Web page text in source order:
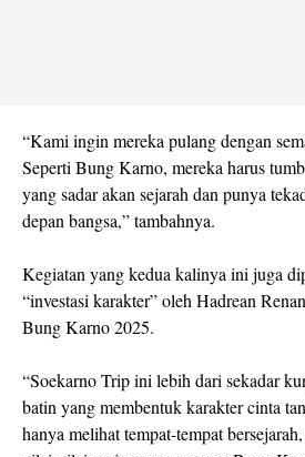
“Kami ingin mereka pulang dengan
Seperti Bung Karno, mereka harus
yang sadar akan sejarah dan punya
depan bangsa,” tambahnya.
Kegiatan yang kedua kalinya ini juga
“investasi karakter” oleh Hadrean
Bung Karno 2025.
“Soekarno Trip ini lebih dari sekadar
batin yang membentuk karakter cinta
hanya melihat tempat-tempat